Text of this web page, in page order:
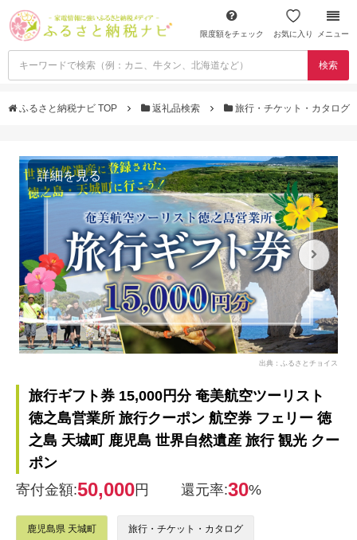
限度額をチェック お気に入り メニュー
検索
ふるさと納税ナビ TOP 返礼品検索 旅行・チケット・カタログ
詳細を見る
出典：ふるさとチョイス
旅行ギフト券 15,000円分 奄美航空ツーリスト
徳之島営業所 旅行クーポン 航空券 フェリー 徳
之島 天城町 鹿児島 世界自然遺産 旅行 観光 クー
ポン
寄付金額:50,000円 還元率:30%
鹿児島県 天城町 旅行・チケット・カタログ